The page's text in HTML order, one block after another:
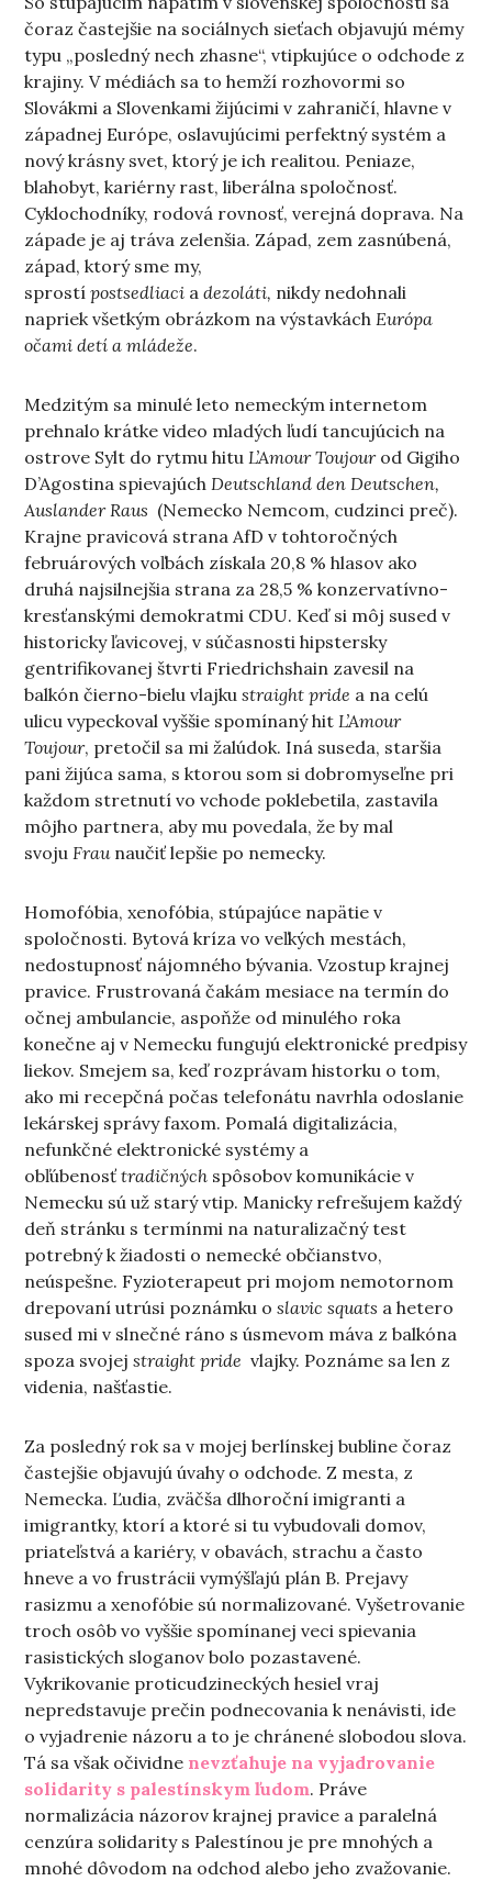
čoraz častejšie na sociálnych sieťach objavujú mémy
typu „posledný nech zhasne“, vtipkujúce o odchode z
krajiny. V médiách sa to hemží rozhovormi so
Slovákmi a Slovenkami žijúcimi v zahraničí, hlavne v
západnej Európe, oslavujúcimi perfektný systém a
nový krásny svet, ktorý je ich realitou. Peniaze,
blahobyt, kariérny rast, liberálna spoločnosť.
Cyklochodníky, rodová rovnosť, verejná doprava. Na
západe je aj tráva zelenšia. Západ, zem zasnúbená,
západ, ktorý sme my,
sprostípostsedliaci adezoláti, nikdy nedohnali
napriek všetkým obrázkom na výstavkáchEurópa
očami detí a mládeže.
Medzitým sa minulé leto nemeckým internetom
prehnalo krátke video mladých ľudí tancujúcich na
ostrove Sylt do rytmu hituL’Amour Toujourod Gigiho
D’Agostina spievajúchDeutschland den Deutschen,
Auslander Raus (Nemecko Nemcom, cudzinci preč).
Krajne pravicová strana AfD v tohtoročných
februárových voľbách získala 20,8 % hlasov ako
druhá najsilnejšia strana za 28,5 % konzervatívno-
kresťanskými demokratmi CDU. Keď si môj sused v
historicky ľavicovej, v súčasnosti hipstersky
gentrifikovanej štvrti Friedrichshain zavesil na
balkón čierno-bielu vlajkustraight pride a na celú
ulicu vypeckoval vyššie spomínaný hitL’Amour
Toujour, pretočil sa mi žalúdok. Iná suseda, staršia
pani žijúca sama, s ktorou som si dobromyseľne pri
každom stretnutí vo vchode poklebetila, zastavila
môjho partnera, aby mu povedala, že by mal
svojuFraunaučiť lepšie po nemecky.
Homofóbia, xenofóbia, stúpajúce napätie v
spoločnosti. Bytová kríza vo veľkých mestách,
nedostupnosť nájomného bývania. Vzostup krajnej
pravice. Frustrovaná čakám mesiace na termín do
očnej ambulancie, aspoňže od minulého roka
konečne aj v Nemecku fungujú elektronické predpisy
liekov. Smejem sa, keď rozprávam historku o tom,
ako mi recepčná počas telefonátu navrhla odoslanie
lekárskej správy faxom. Pomalá digitalizácia,
nefunkčné elektronické systémy a
obľúbenosťtradičných spôsobov komunikácie v
Nemecku sú už starý vtip. Manicky refrešujem každý
deň stránku s termínmi na naturalizačný test
potrebný k žiadosti o nemecké občianstvo,
neúspešne. Fyzioterapeut pri mojom nemotornom
drepovaní utrúsi poznámku oslavic squats a hetero
sused mi v slnečné ráno s úsmevom máva z balkóna
spoza svojejstraight pride vlajky. Poznáme sa len z
videnia, našťastie.
Za posledný rok sa v mojej berlínskej bubline čoraz
častejšie objavujú úvahy o odchode. Z mesta, z
Nemecka. Ľudia, zväčša dlhoroční imigranti a
imigrantky, ktorí a ktoré si tu vybudovali domov,
priateľstvá a kariéry, v obavách, strachu a často
hneve a vo frustrácii vymýšľajú plán B. Prejavy
rasizmu a xenofóbie sú normalizované. Vyšetrovanie
troch osôb vo vyššie spomínanej veci spievania
rasistických sloganov bolo pozastavené.
Vykrikovanie proticudzineckých hesiel vraj
nepredstavuje prečin podnecovania k nenávisti, ide
o vyjadrenie názoru a to je chránené slobodou slova.
Tá sa však očividne nevzťahuje na vyjadrovanie
solidarity s palestínskym ľudom. Práve
normalizácia názorov krajnej pravice a paralelná
cenzúra solidarity s Palestínou je pre mnohých a
mnohé dôvodom na odchod alebo jeho zvažovanie.